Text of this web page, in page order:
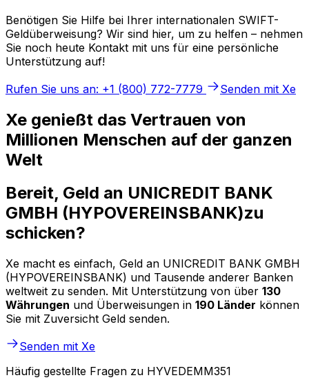
Benötigen Sie Hilfe bei Ihrer internationalen SWIFT-
Geldüberweisung? Wir sind hier, um zu helfen – nehmen
Sie noch heute Kontakt mit uns für eine persönliche
Unterstützung auf!
Rufen Sie uns an: +1 (800) 772-7779
Senden mit Xe
Xe genießt das Vertrauen von
Millionen Menschen auf der ganzen
Welt
Bereit, Geld an UNICREDIT BANK
GMBH (HYPOVEREINSBANK)zu
schicken?
Xe macht es einfach, Geld an UNICREDIT BANK GMBH
(HYPOVEREINSBANK) und Tausende anderer Banken
weltweit zu senden. Mit Unterstützung von über 130
Währungen und Überweisungen in 190 Länder können
Sie mit Zuversicht Geld senden.
Senden mit Xe
Häufig gestellte Fragen zu HYVEDEMM351